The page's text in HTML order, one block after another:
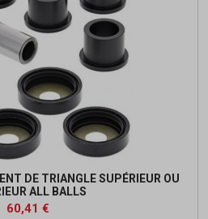
DE TRIANGLE SUPÉRIEUR OU
ALL BALLS
Prix
60,41 €